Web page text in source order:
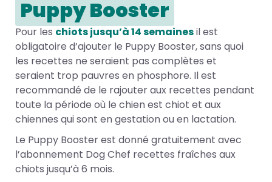
Puppy Booster
Pour les chiots jusqu’à 14 semainesil est
obligatoire d’ajouter le Puppy Booster, sans quoi
les recettes ne seraient pas complètes et
seraient trop pauvres en phosphore. Il est
recommandé de le rajouter aux recettes pendant
toute la période où le chien est chiot et aux
chiennes qui sont en gestation ou en lactation.
Le Puppy Booster est donné gratuitement avec
l’abonnement Dog Chef recettes fraîches aux
chiots jusqu’à 6 mois.